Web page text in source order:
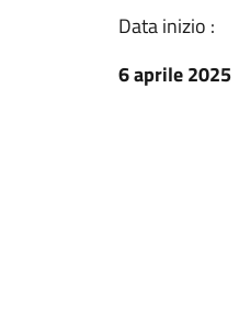
Data inizio :
6 aprile 2025